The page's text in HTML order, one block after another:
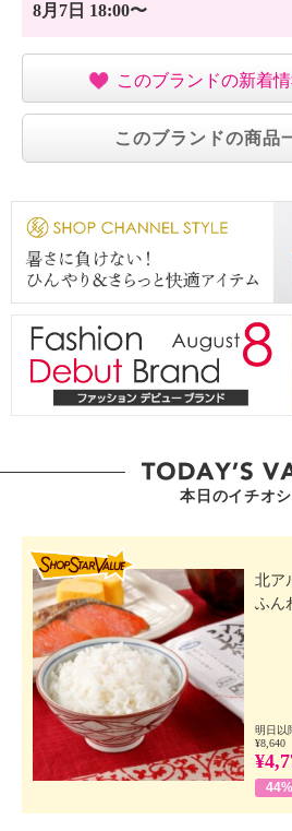
8月7日 18:00〜
このブランドの新着
このブランドの商品
本日のイチオシ
北ア
ふん
明日以
¥8,640